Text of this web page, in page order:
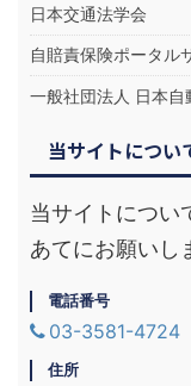
日本交通法学会
自賠責保険ポータル
一般社団法人 日本自
当サイトについ
当サイトについ
あてにお願いし
電話番号
03-3581-4724
住所